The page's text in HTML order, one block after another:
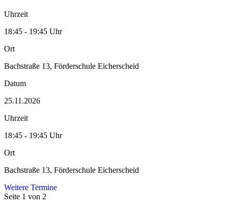
Uhrzeit
18:45 - 19:45 Uhr
Ort
Bachstraße 13, Förderschule Eicherscheid
Datum
25.11.2026
Uhrzeit
18:45 - 19:45 Uhr
Ort
Bachstraße 13, Förderschule Eicherscheid
Weitere Termine
Seite 1 von 2